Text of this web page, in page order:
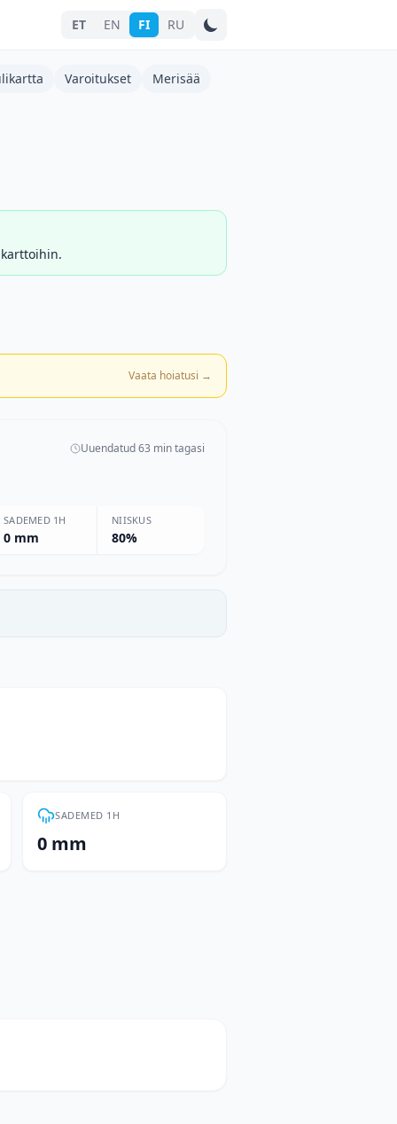
Hae kaupunkia
ET EN FI RU
Varoitukset
Merisää
Vaata hoiatusi →
Uuendatud 63 min tagasi
SADEMED 1H
0 mm
NIISKUS
80%
SADEMED 1H
0 mm